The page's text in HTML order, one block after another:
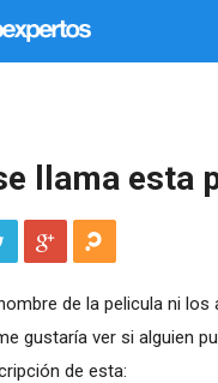
llama esta
de la pelicula ni los
gustaría ver si alguien
de esta: